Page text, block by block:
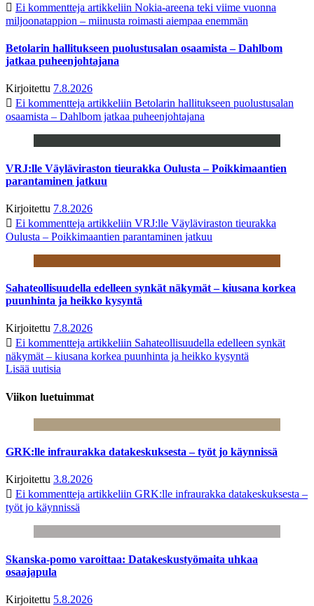
Ei kommentteja artikkeliin Nokia-areena teki viime vuonna
miljoonatappion – miinusta roimasti aiempaa enemmän
Betolarin hallitukseen puolustusalan osaamista – Dahlbom
jatkaa puheenjohtajana
Kirjoitettu 7.8.2026
Ei kommentteja artikkeliin Betolarin hallitukseen puolustusalan
osaamista – Dahlbom jatkaa puheenjohtajana
VRJ:lle Väyläviraston tieurakka Oulusta – Poikkimaantien
parantaminen jatkuu
Kirjoitettu 7.8.2026
Ei kommentteja artikkeliin VRJ:lle Väyläviraston tieurakka
Oulusta – Poikkimaantien parantaminen jatkuu
Sahateollisuudella edelleen synkät näkymät – kiusana korkea
puunhinta ja heikko kysyntä
Kirjoitettu 7.8.2026
Ei kommentteja artikkeliin Sahateollisuudella edelleen synkät
näkymät – kiusana korkea puunhinta ja heikko kysyntä
Lisää uutisia
Viikon luetuimmat
GRK:lle infraurakka datakeskuksesta – työt jo käynnissä
Kirjoitettu 3.8.2026
Ei kommentteja artikkeliin GRK:lle infraurakka datakeskuksesta –
työt jo käynnissä
Skanska-pomo varoittaa: Datakeskustyömaita uhkaa
osaajapula
Kirjoitettu 5.8.2026